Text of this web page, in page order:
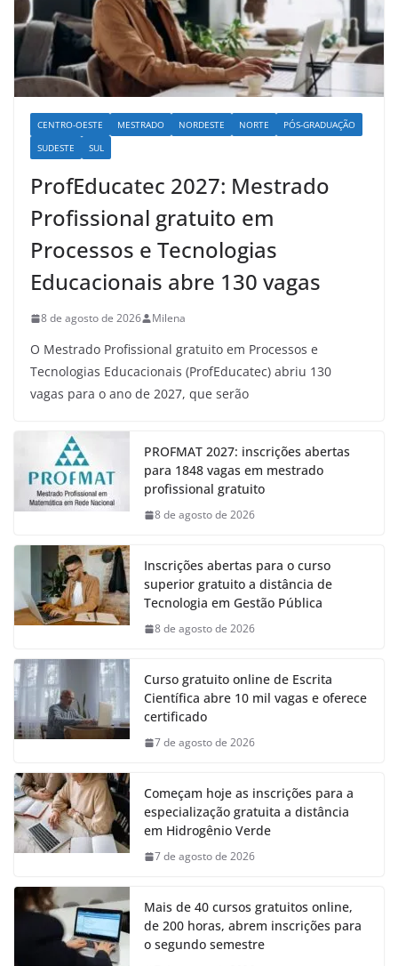
CENTRO-OESTE MESTRADO NORDESTE NORTE
PÓS-GRADUAÇÃO
SUDESTE
SUL
ProfEducatec 2027: Mestrado
Profissional gratuito em
Processos e Tecnologias
Educacionais abre 130 vagas
8 de agosto de 2026 Milena
O Mestrado Profissional gratuito em Processos e
Tecnologias Educacionais (ProfEducatec) abriu 130
vagas para o ano de 2027, que serão
PROFMAT 2027: inscrições abertas
para 1848 vagas em mestrado
profissional gratuito
8 de agosto de 2026
Inscrições abertas para o curso
superior gratuito a distância de
Tecnologia em Gestão Pública
8 de agosto de 2026
Curso gratuito online de Escrita
Científica abre 10 mil vagas e oferece
certificado
7 de agosto de 2026
Começam hoje as inscrições para a
especialização gratuita a distância
em Hidrogênio Verde
7 de agosto de 2026
Mais de 40 cursos gratuitos online,
de 200 horas, abrem inscrições para
o segundo semestre